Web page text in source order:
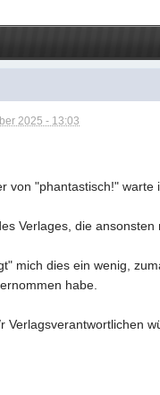
2025 - 13:03
von "phantastisch!"
Verlages, die
mich dies ein wenig,
habe.
Verlagsverantwortlichen